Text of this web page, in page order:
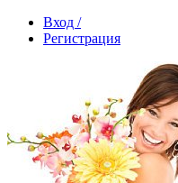
Вход /
Регистрация